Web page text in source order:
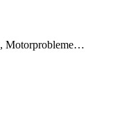
Motorprobleme…